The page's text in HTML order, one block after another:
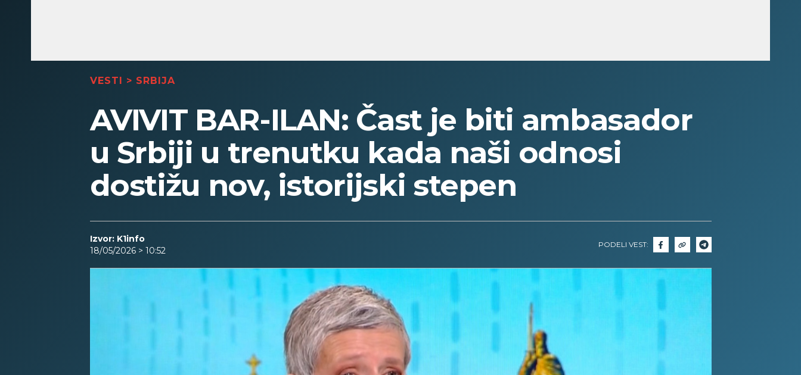
VESTI > SRBIJA
AVIVIT BAR-ILAN: Čast je biti ambasador
u Srbiji u trenutku kada naši odnosi
dostižu nov, istorijski stepen
Izvor: K1info
18/05/2026 > 10:52
PODELI VEST: